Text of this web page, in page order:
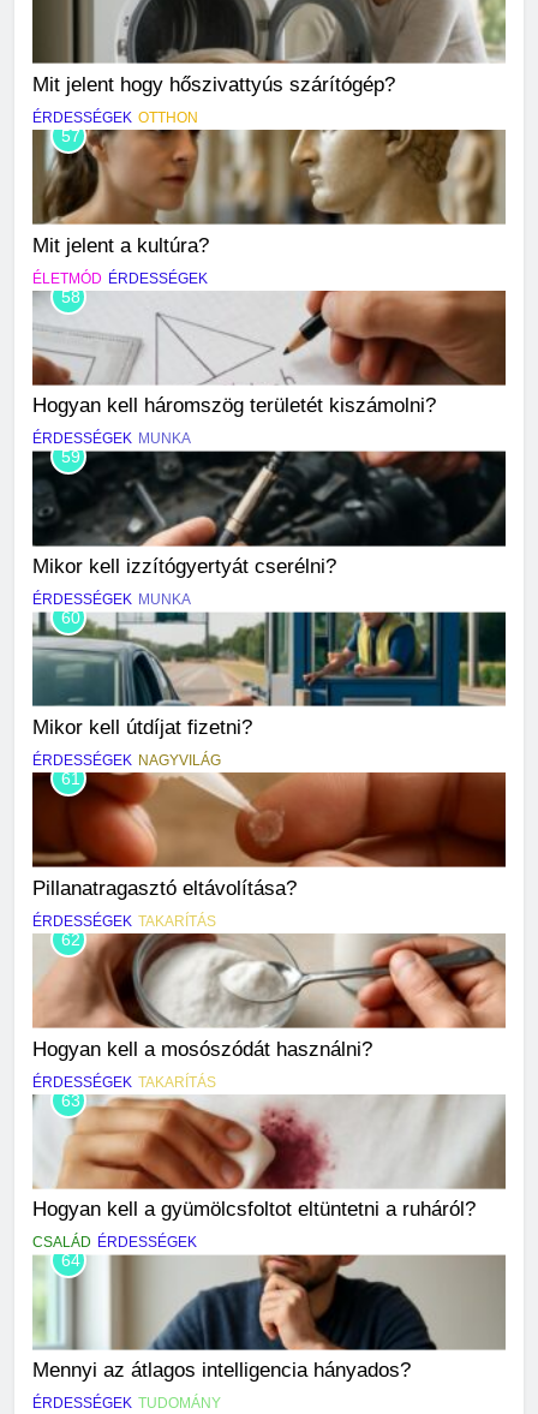
Mit jelent hogy hőszivattyús szárítógép?
ÉRDESSÉGEK OTTHON
57
Mit jelent a kultúra?
ÉLETMÓD ÉRDESSÉGEK
58
Hogyan kell háromszög területét kiszámolni?
ÉRDESSÉGEK MUNKA
59
Mikor kell izzítógyertyát cserélni?
ÉRDESSÉGEK MUNKA
60
Mikor kell útdíjat fizetni?
ÉRDESSÉGEK NAGYVILÁG
61
Pillanatragasztó eltávolítása?
ÉRDESSÉGEK TAKARÍTÁS
62
Hogyan kell a mosószódát használni?
ÉRDESSÉGEK TAKARÍTÁS
63
Hogyan kell a gyümölcsfoltot eltüntetni a ruháról?
CSALÁD ÉRDESSÉGEK
64
Mennyi az átlagos intelligencia hányados?
ÉRDESSÉGEK TUDOMÁNY